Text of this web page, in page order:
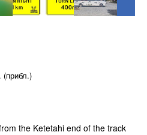
(прибл.)
the Ketetahi end of the track